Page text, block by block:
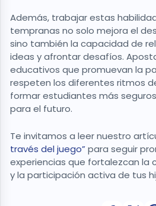
Además, trabajar estas
tempranas no solo mejora el
sino también la capacidad de
ideas y afrontar desafíos.
educativos que promuevan la
respeten los diferentes ritmos
formar estudiantes más
para el futuro.
Te invitamos a leer nuestro
través del juego” para seguir
experiencias que fortalezcan la
y la participación activa de tus